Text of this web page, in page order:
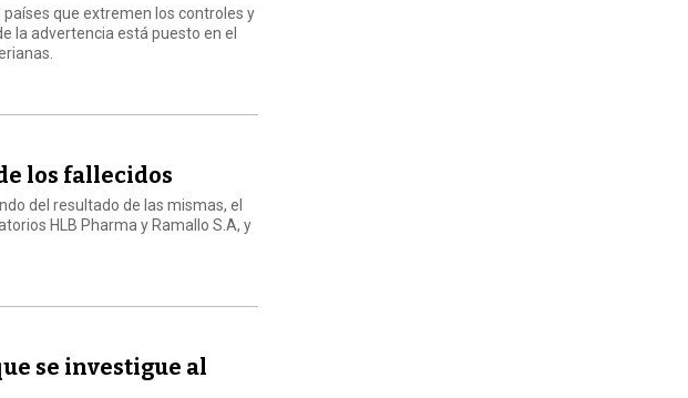
que extremen los controles y
la advertencia está puesto en el
los fallecidos
del resultado de las mismas, el
HLB Pharma y Ramallo S.A, y
se investigue al